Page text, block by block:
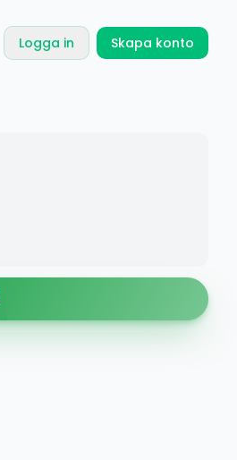
Logga in Skapa konto